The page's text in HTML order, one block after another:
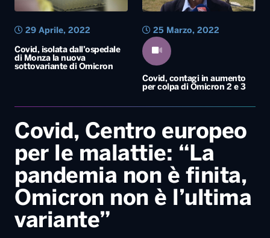
Covid, isolata dall’ospedale
di Monza la nuova
sottovariante di Omicron
29 Aprile, 2022
Covid, contagi in aumento
per colpa di Omicron 2 e 3
25 Marzo, 2022
Covid, Centro europeo
per le malattie: “La
pandemia non è finita,
Omicron non è l’ultima
variante”